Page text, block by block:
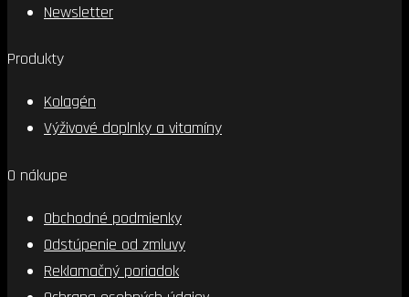
Newsletter
Produkty
Kolagén
Výživové doplnky a vitamíny
O nákupe
Obchodné podmienky
Odstúpenie od zmluvy
Reklamačný poriadok